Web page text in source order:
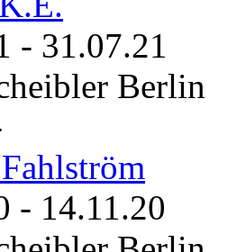
- 31.07.21
Berlin
- 14.11.20